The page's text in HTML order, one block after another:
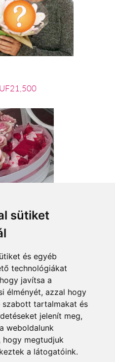
sütiket
és egyéb
technológiákat
javítsa a
élményét, azzal hogy
szabott tartalmakat és
jelenít meg,
weboldalunk
hogy megtudjuk
a látogatóink.
methods